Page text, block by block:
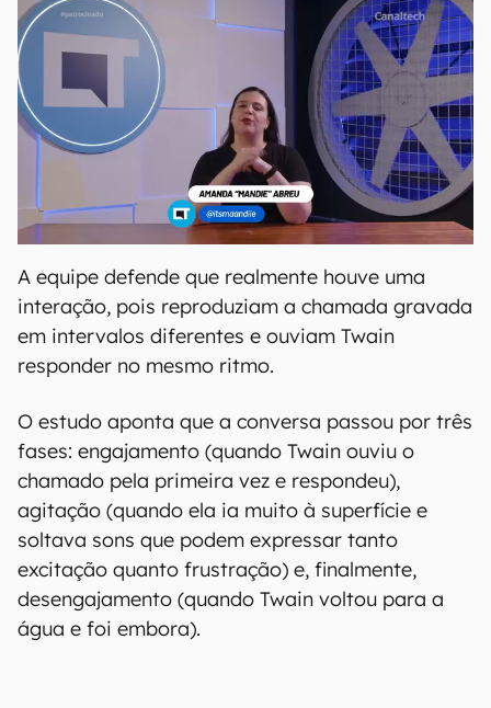
A equipe defende que realmente houve uma
interação, pois reproduziam a chamada gravada
em intervalos diferentes e ouviam Twain
responder no mesmo ritmo.
O estudo aponta que a conversa passou por três
fases: engajamento (quando Twain ouviu o
chamado pela primeira vez e respondeu),
agitação (quando ela ia muito à superfície e
soltava sons que podem expressar tanto
excitação quanto frustração) e, finalmente,
desengajamento (quando Twain voltou para a
água e foi embora).